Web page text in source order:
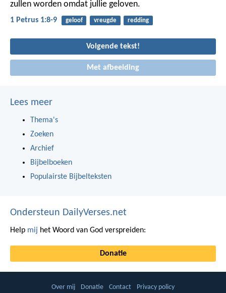
zullen worden omdat jullie geloven.
1 Petrus 1:8-9 geloof vreugde redding
Volgende tekst!
Met afbeelding
Lees meer
Thema's
Zoeken
Archief
Bijbelboeken
Populairste Bijbelteksten
Ondersteun DailyVerses.net
Help mij het Woord van God verspreiden:
Donatie
Over mij Donatie Contact Privacy policy